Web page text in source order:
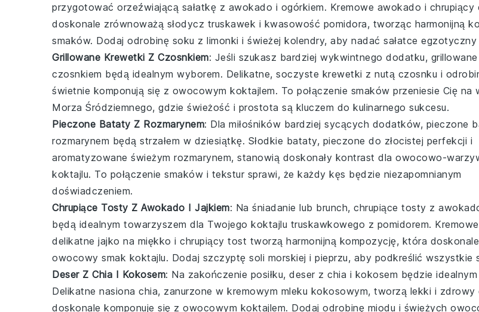
przygotować orzeźwiającą sałatkę z awokado i ogórkiem. Kremowe awokado i chrupiący
doskonale zrównoważą słodycz truskawek i kwasowość pomidora, tworząc harmonijną
smaków. Dodaj odrobinę soku z limonki i świeżej kolendry, aby nadać sałatce
Grillowane Krewetki Z Czosnkiem: Jeśli szukasz bardziej wykwintnego dodatku,
czosnkiem będą idealnym wyborem. Delikatne, soczyste krewetki z nutą czosnku i
świetnie komponują się z owocowym koktajlem. To połączenie smaków przeniesie Cię na
Morza Śródziemnego, gdzie świeżość i prostota są kluczem do kulinarnego sukcesu.
Pieczone Bataty Z Rozmarynem: Dla miłośników bardziej sycących dodatków, pieczone
rozmarynem będą strzałem w dziesiątkę. Słodkie bataty, pieczone do złocistej perfekcji i
aromatyzowane świeżym rozmarynem, stanowią doskonały kontrast dla owocowo-
koktajlu. To połączenie smaków i tekstur sprawi, że każdy kęs będzie niezapomnianym
doświadczeniem.
Chrupiące Tosty Z Awokado I Jajkiem: Na śniadanie lub brunch, chrupiące tosty z
będą idealnym towarzyszem dla Twojego koktajlu truskawkowego z pomidorem.
delikatne jajko na miękko i chrupiący tost tworzą harmonijną kompozycję, która doskonale
owocowy smak koktajlu. Dodaj szczyptę soli morskiej i pieprzu, aby podkreślić wszystkie
Deser Z Chia I Kokosem: Na zakończenie posiłku, deser z chia i kokosem będzie
Delikatne nasiona chia, zanurzone w kremowym mleku kokosowym, tworzą lekki i zdrowy
doskonale komponuje się z owocowym koktajlem. Dodaj odrobinę miodu i świeżych